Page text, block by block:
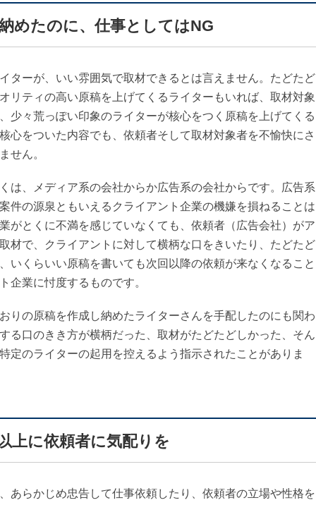
めたのに、仕事としてはNG
ターが、いい雰囲気で取材できるとは言えません。たどたど
リティの高い原稿を上げてくるライターもいれば、取材対象
少々荒っぽい印象のライターが核心をつく原稿を上げてくる
心をついた内容でも、依頼者そして取材対象者を不愉快にさ
せん。
は、メディア系の会社からか広告系の会社からです。広告系
件の源泉ともいえるクライアント企業の機嫌を損ねることは
がとくに不満を感じていなくても、依頼者（広告会社）がア
材で、クライアントに対して横柄な口をきいたり、たどたど
いくらいい原稿を書いても次回以降の依頼が来なくなること
企業に忖度するものです。
りの原稿を作成し納めたライターさんを手配したのにも関わ
る口のきき方が横柄だった、取材がたどたどしかった、そん
定のライターの起用を控えるよう指示されたことがありま
上に依頼者に気配りを
あらかじめ忠告して仕事依頼したり、依頼者の立場や性格を